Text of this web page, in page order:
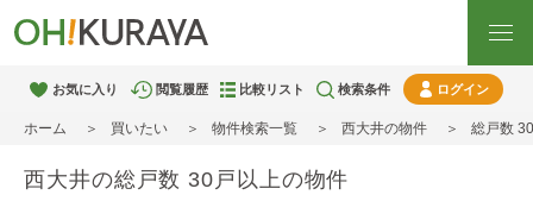
お気に入り 閲覧履歴 比較リスト 検索条件 ログイン
ホーム 買いたい 物件検索一覧 西大井の物件 総戸数
西大井の総戸数 30戸以上の物件